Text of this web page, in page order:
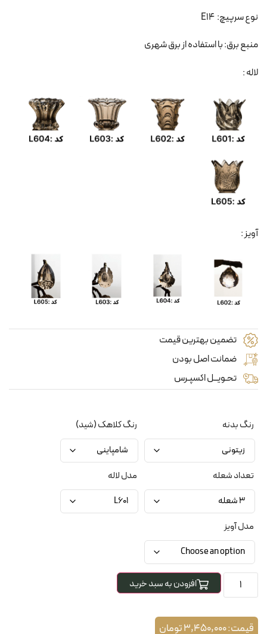
نوع سرپیچ: E14
منبع برق: با استفاده از برق شهری
لاله :
آویز :
تضمین بهترین قیمت
ضمانت اصل بودن
تحـویــل اکسپـرس
رنگ بدنه رنگ کلاهک (شید)
تعداد شعله مدل لاله
مدل آویز
افزودن به سبد خرید
قیمت:3,450,000تومان